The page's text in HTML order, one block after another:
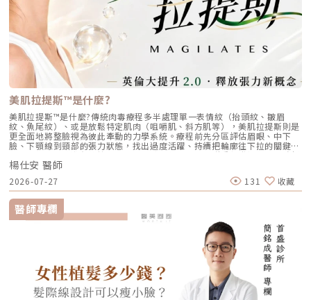
關鍵在「少量、多點、分層」：頸部皮膚薄，填補太多反而容易不自然，必
須靠醫師技術拿捏3.垂直動態紋型：說話、用力、吞嚥時更明顯外觀特徵：
紋路偏垂直或斜向 放鬆時不一定很深，但做表情、說話或用力時變明顯 常
見於「脖子看起來緊繃、線條硬」的人常見成因：肌肉牽動（例如頸闊肌）
造成的動態紋路與線條感。常見策略： 肉毒桿菌：重點是「放鬆過度牽
動」，讓動態紋路不再那麼容易被拉出來 搭配能量治療（電波/音波）：若
同時有鬆弛或膚質問題，單做肉毒可能只能改善動態，外觀仍不夠平整評估
必須更精準：因為頸部牽涉吞嚥與聲音肌群，劑量與位置需要專業醫師評估
4.鬆弛型老化：紋路之外，整體下垂更明顯外觀特徵： 不只看到紋路，整體
會覺得「頸部皮膚鬆、線條垮」 常合併下顎緣不清楚、火雞脖感、頸部輪
廓變厚 有時你以為是「紋」，其實是鬆弛造成的皮膚堆疊常見成因：皮膚
與筋膜支撐力下降，合併脂肪與組織下垂，屬於結構型老化表現。常見策
略： 電波／音波拉提（非侵入式）： 以緊緻與提升為主，改善的是整個頸
部輪廓，而非單條紋路。適合中度鬆弛、尚有彈性者。 複合式治療（微侵
入）： 若同時存在深水平頸紋，會建議「緊緻＋微量填補」一起進行，讓
結構與表面平整度同步改善。 侵入式手術評估：天鵝頸手術／頸部拉皮：
當鬆弛程度高、火雞脖明顯、下顎線幾乎消失時，非侵入式療程通常只能局
部改善，未必能達到期待效果。此時應由醫師評估是否適合進行俗稱的「天
鵝頸手術」，透過重新定位皮膚與深層筋膜，重建整個頸部線條與輪廓。天
生頸紋比較深怎麼辦？不是你保養不夠，而是結構一開始就不同部分人群其
實從年輕時頸部就有明顯紋路，無論怎麼保濕、防曬、少低頭，頸紋依舊存
在。這類型常被誤以為是保養沒做好，事實上，問題並不在於勤不勤勞，而
是結構本來就不同。所謂「天生型頸紋」，多半與以下幾個因素有關： 皮
膚結構較薄、支撐力不足：膠原與彈力網絡密度天生偏低，即使年紀不大，
也容易形成固定摺痕。 頸部活動角度大：有些人頸部活動度高，轉頭、低
頭幅度本來就大，皮膚長期在同一條線反覆折疊。 骨架與脂肪分布差異：
下顎與頸部交界角度較銳利的人，皮膚張力集中，更容易留下水平紋。這一
型頸紋的關鍵在於：保養只能維持狀態，卻很難真正把「既有的結構折痕」
抹平。因此治療策略會和一般老化型頸紋不同，重點不只是緊緻，而是「重
建平整度與支撐力」。臨床上常見的處理方式包括： 玻尿酸微量結構填
補：針對天生較深的水平紋，採少量、多點、分層填補，讓紋路邊緣平順，
凍減脂的3大理由市面上的冷凍減脂有很多臺，例如:酷塑冷凍減脂、Zlipo
冷凍減脂等，然而來自韓國的阿爾發冷凍減脂由於具有多元的探頭、360度
環繞式冷凍、更強的吸力、更短的治療時間，為想要進行冷凍減脂的民眾提
供更卓越的減脂效果。（圖／杰膚美診所-李杰年醫師提供）阿爾發冷凍減
脂7種特殊探頭，完美貼合各部位阿爾發冷凍減脂不同於市面上的冷凍減
脂，提供各種大小、形狀與幅度的探頭，從雙下巴、後背、腹部、大腿，都
有符合人體工學設計的對應探頭，完美貼合身形，因此可以吸取更大範圍的
脂肪，讓減脂效果更好。他牌冷凍減脂雖然具有多種探頭，但都只是以大小
來區分，無法如阿爾發減脂一般，極佳客製化。阿爾發冷凍減脂360度環繞
式冷凍，與60kpa超大吸力阿爾發冷凍減脂極佳的效果來自於360度環繞式
冷凍，不同於他牌只有探頭底部的發冷片製冷，阿爾發冷凍減脂探頭是整個
探頭都會製冷，因此可以針對治療部位進行更全面的冷凍效果。而阿爾發冷
凍減脂的探頭吸力具有60kpa遠勝他牌，不只是探頭更不容易掉落或位移，
更強的吸力也代表著能夠吸取更多的肉，讓冷凍減脂效果更卓越。（圖／杰
膚美診所-李杰年醫師提供）阿爾發冷凍減脂平均單一部位治療20~30分
鐘，效率高、更全面阿爾發冷凍減脂具有雙把手，雙探頭，整個療程為
40~60分鐘，平均一個部位治療是20~30分鐘，兼具效率與效果。有些廠牌
號稱只要35分鐘就可以完成冷凍減脂療程，然而卻忽略了不同的部位由於脂
肪厚度不一，有些需要比較長的時間，有些需要比較短的時間，因此缺乏彈
性，無法客制化療程。他牌治療時間只要35分鐘，比起阿爾發冷凍減脂
40~60分鐘，由於冷凍時間較短，效果也可能比較差。（圖／杰膚美診所-
李杰年醫師提供）《點擊看完整文章介紹》文章轉載自「杰膚美診所-李杰
年醫師專欄」
美肌拉提斯™是什麼?
美肌拉提斯™是什麼?傳統肉毒療程多半處理單一表情紋（抬頭紋、皺眉
紋、魚尾紋）、或是放鬆特定肌肉（咀嚼肌、斜方肌等），美肌拉提斯則是
更全面地將整臉視為彼此牽動的力學系統。療程前先分區評估眉眼、中下
臉、下顎線到頸部的張力狀態，找出過度活躍、持續把輪廓往下拉的關鍵降
肌，再以肉毒精準釋放拉力，使原本被壓制的上提肌群重新發揮作用，臉部
線條也會回到輕盈、順暢又有精神的狀態美肌拉提斯是什麼而「肉毒拉提」
並非新潮的噱頭，國際學術文獻對此已有數十年的研究論述。從早期的肉毒
提眉、經典的「娜芙蒂蒂頸闊肌拉提 Nefertiti Lift」，到近年在小紅書上備
受討論的「英倫大提升」，都是這個脈絡下的延伸。而美肌拉提斯結合最新
研究與醫師臨床經驗，重新改良注射層次與點位，並將治療邏輯系統化，讓
力量的釋放更精準、更貼近台灣民眾想要的自然拉提美感。美肌拉提斯
™（MagiLates™）是由粹究美學楊仕安院長整合學術文獻與臨床經驗，重
abobotulinumtoxinA（ Dysport®，300 sU），作用於「皮下層深面與扁
平表情肌淺面之交界（L2/L3 淺層複合帶）」層次，透過全臉力線釋放
（Force-Vector Release, FVR）平衡臉部肌肉的動態張力，達到自然拉提
的訴求。肉毒可以拉提嗎？肉毒拉提和埋線、拉皮手術這種「把組織主動往
上拉」的物理力量，或是電音波熱能的「緊緻拉提」不同。肉毒拉提背後的
邏輯，是源自肉毒桿菌素的藥理作用，以抑制神經肌肉接合處乙醯膽鹼釋放
楊仕安 醫師
2026-07-27 131 收藏
醫師專欄